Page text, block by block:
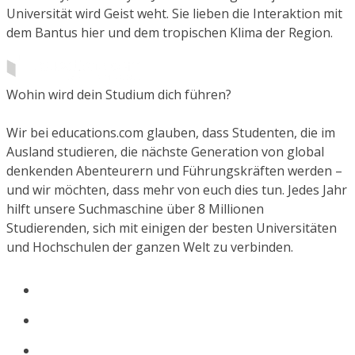
Universität wird Geist weht. Sie lieben die Interaktion mit
dem Bantus hier und dem tropischen Klima der Region.
Wohin wird dein Studium dich führen?
Wir bei educations.com glauben, dass Studenten, die im
Ausland studieren, die nächste Generation von global
denkenden Abenteurern und Führungskräften werden –
und wir möchten, dass mehr von euch dies tun. Jedes Jahr
hilft unsere Suchmaschine über 8 Millionen
Studierenden, sich mit einigen der besten Universitäten
und Hochschulen der ganzen Welt zu verbinden.